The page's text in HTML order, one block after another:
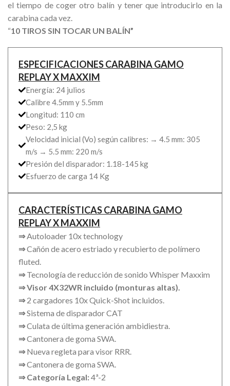
el tiempo de coger otro balín y tener que introducirlo en la
carabina cada vez.
“10 TIROS SIN TOCAR UN BALÍN”
ESPECIFICACIONES CARABINA GAMO
REPLAY X MAXXIM
Energía: 24 julios
Calibre 4.5mm y 5.5mm
Longitud: 110 cm
Peso: 2,5 kg
Velocidad inicial (Vo) según calibres: → 4.5 mm: 305
m/s → 5.5 mm: 220 m/s
Presión del disparador: 1.18-145 kg
Esfuerzo de carga 14 Kg
CARACTERÍSTICASCARABINA GAMO
REPLAY X MAXXIM
⇒Autoloader 10x technology
⇒Cañón de acero estriado y recubierto de polímero
fluted.
⇒Tecnología de reducción de sonido Whisper Maxxim
⇒ Visor 4X32WR incluido (monturas altas).
⇒2 cargadores 10x Quick-Shot incluidos.
⇒Sistema de disparador CAT
⇒Culata de última generación ambidiestra.
⇒Cantonera de goma SWA.
⇒Nueva regleta para visor RRR.
⇒Cantonera de goma SWA.
⇒ Categoría Legal:4ª-2